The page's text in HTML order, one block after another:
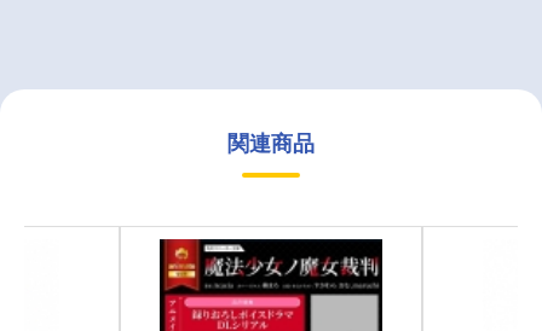
関連商品